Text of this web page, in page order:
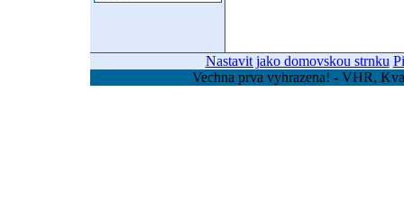
Nastavit jako domovskou strnku
Vechna prva vyhrazena! - VHR,